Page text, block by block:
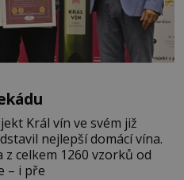
Král vín ve svém již
nejlepší domácí vína.
celkem 1260 vzorků od
se – i pře